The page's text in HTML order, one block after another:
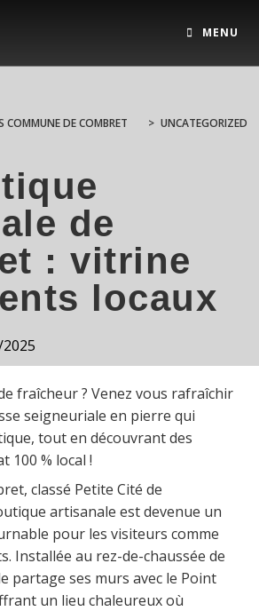
MENU
COMMUNE DE COMBRET > UNCATEGORIZED
de
: vitrine
locaux
fraîcheur ? Venez vous rafraîchir
seigneuriale en pierre qui
tout en découvrant des
100 % local !
classé Petite Cité de
artisanale est devenue un
pour les visiteurs comme
Installée au rez-de-chaussée de
partage ses murs avec le Point
un lieu chaleureux où